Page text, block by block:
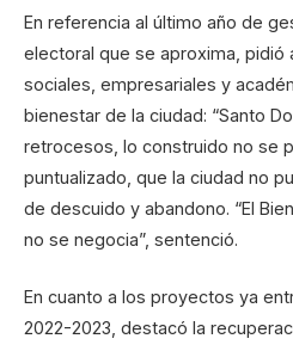
En referencia al último año de
electoral que se aproxima, pidió
sociales, empresariales y
bienestar de la ciudad: “Santo
retrocesos, lo construido no se
puntualizado, que la ciudad no
de descuido y abandono. “El
no se negocia”, sentenció.
En cuanto a los proyectos ya
2022-2023, destacó la